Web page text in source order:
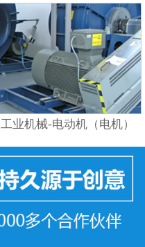
工业机械-电动机（电机）